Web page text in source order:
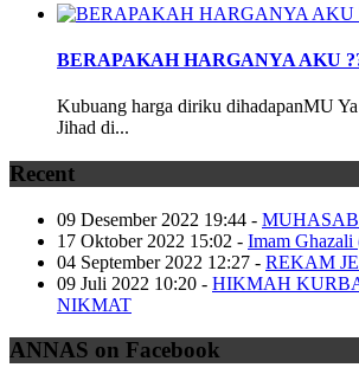
BERAPAKAH HARGANYA AKU
Kubuang harga diriku dihadapanMU
Jihad di...
Recent
09 Desember 2022 19:44 -
17 Oktober 2022 15:02 - Imam Ghazali
04 September 2022 12:27 - REKAM
09 Juli 2022 10:20 - HIKMAH
NIKMAT
ANNAS on Facebook